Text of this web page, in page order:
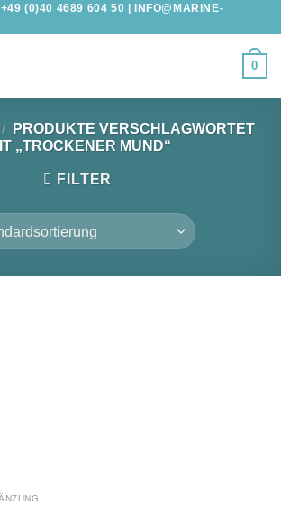
(0)40 4689 604 50 |
INFO@MARINE-
0
/
PRODUKTE VERSCHLAGWORTET
„TROCKENER MUND“
FILTER